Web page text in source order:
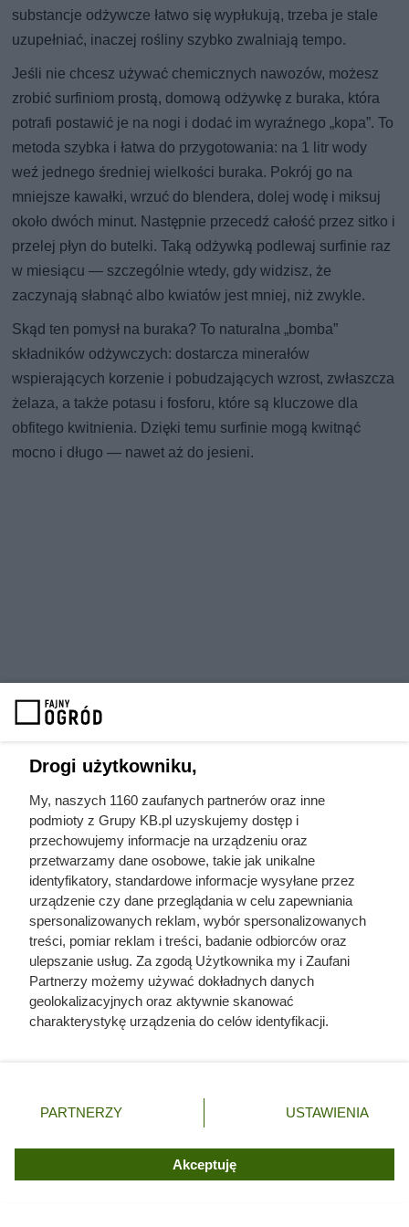
substancje odżywcze łatwo się wypłukują, trzeba je stale
uzupełniać, inaczej rośliny szybko zwalniają tempo.
Jeśli nie chcesz używać chemicznych nawozów, możesz
zrobić surfiniom prostą, domową odżywkę z buraka, która
potrafi postawić je na nogi i dodać im wyraźnego „kopa”. To
metoda szybka i łatwa do przygotowania: na 1 litr wody
weź jednego średniej wielkości buraka. Pokrój go na
mniejsze kawałki, wrzuć do blendera, dolej wodę i miksuj
około dwóch minut. Następnie przecedź całość przez sitko i
przelej płyn do butelki. Taką odżywką podlewaj surfinie raz
w miesiącu — szczególnie wtedy, gdy widzisz, że
zaczynają słabnąć albo kwiatów jest mniej, niż zwykle.
Skąd ten pomysł na buraka? To naturalna „bomba”
składników odżywczych: dostarcza minerałów
wspierających korzenie i pobudzających wzrost, zwłaszcza
żelaza, a także potasu i fosforu, które są kluczowe dla
obfitego kwitnienia. Dzięki temu surfinie mogą kwitnąć
mocno i długo — nawet aż do jesieni.
Czytaj także:
Córki Młynarskiego przerwały milczenie. „Żyliśmy
w strachu”
Drogi użytkowniku,
My, naszych 1160 zaufanych partnerów oraz inne
podmioty z Grupy KB.pl uzyskujemy dostęp i
przechowujemy informacje na urządzeniu oraz
przetwarzamy dane osobowe, takie jak unikalne
identyfikatory, standardowe informacje wysyłane przez
urządzenie czy dane przeglądania w celu zapewniania
spersonalizowanych reklam, wybór spersonalizowanych
treści, pomiar reklam i treści, badanie odbiorców oraz
ulepszanie usług. Za zgodą Użytkownika my i Zaufani
Partnerzy możemy używać dokładnych danych
geolokalizacyjnych oraz aktywnie skanować
charakterystykę urządzenia do celów identyfikacji.
zmienić/wycofać klikając przycisk ustawień prywatności
znajdujący się w lewym dolnym rogu strony. Niektóre
użytkownika, ale masz prawo sprzeciwić się takiemu
przetwarzaniu. Preferencje będą miały zastosowania tylko
PARTNERZY USTAWIENIA
Akceptuję